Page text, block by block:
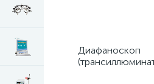
Диафаноскоп